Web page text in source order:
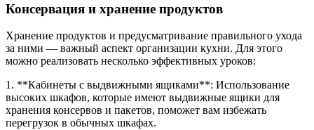
Консервация и хранение продуктов
Хранение продуктов и предусматривание правильного ухода
за ними — важный аспект организации кухни. Для этого
можно реализовать несколько эффективных уроков:
1. **Кабинеты с выдвижными ящиками**: Использование
высоких шкафов, которые имеют выдвижные ящики для
хранения консервов и пакетов, поможет вам избежать
перегрузок в обычных шкафах.